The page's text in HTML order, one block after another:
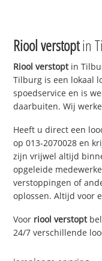
Riool verstoptin
Riool verstoptin
Tilburg is een lokaal
spoedservice en is
daarbuiten. Wij
Heeft u direct een
op 013-2070028 en
zijn vrijwel altijd
opgeleide
verstoppingen of
oplossen. Altijd voor
Voor riool verstopt
24/7 verschillende